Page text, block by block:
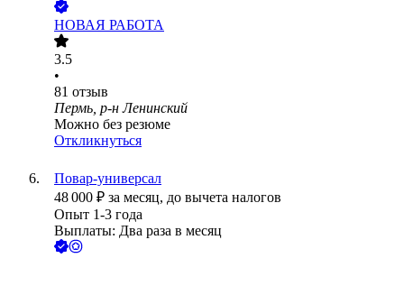
НОВАЯ РАБОТА
3.5
•
81 отзыв
Пермь, р-н Ленинский
Можно без резюме
Откликнуться
Повар-универсал
48 000 ₽ за месяц, до вычета налогов
Опыт 1-3 года
Выплаты: Два раза в месяц